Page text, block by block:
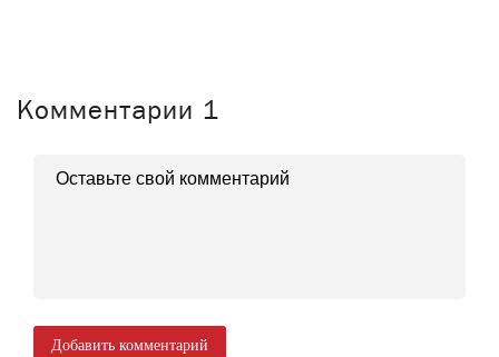
Комментарии 1
Добавить комментарий